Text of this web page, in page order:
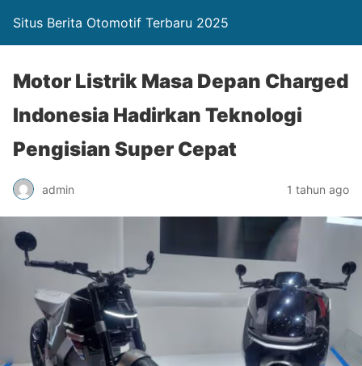
Situs Berita Otomotif Terbaru 2025
Motor Listrik Masa Depan Charged
Indonesia Hadirkan Teknologi
Pengisian Super Cepat
admin 1 tahun ago